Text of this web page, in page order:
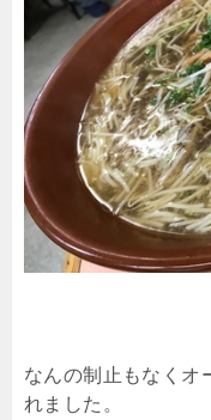
なんの制止もなくオ
れました。